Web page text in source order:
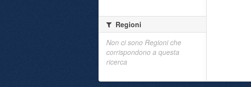
Regioni
Non ci sono Regioni che
corrispondono a questa
ricerca